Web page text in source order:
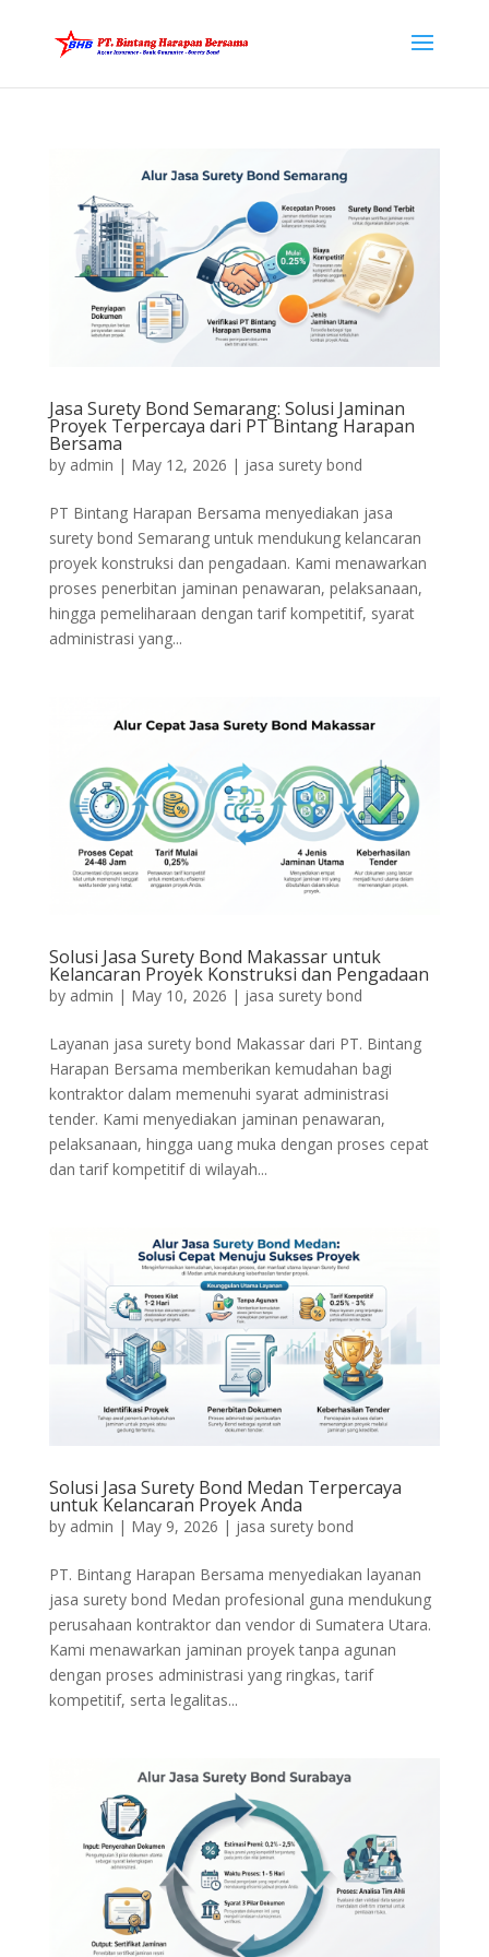
Jasa Surety Bond Semarang: Solusi Jaminan
Proyek Terpercaya dari PT Bintang Harapan
Bersama
by admin | May 12, 2026 | jasa surety bond
PT Bintang Harapan Bersama menyediakan jasa
surety bond Semarang untuk mendukung kelancaran
proyek konstruksi dan pengadaan. Kami menawarkan
proses penerbitan jaminan penawaran, pelaksanaan,
hingga pemeliharaan dengan tarif kompetitif, syarat
administrasi yang...
Solusi Jasa Surety Bond Makassar untuk
Kelancaran Proyek Konstruksi dan Pengadaan
by admin | May 10, 2026 | jasa surety bond
Layanan jasa surety bond Makassar dari PT. Bintang
Harapan Bersama memberikan kemudahan bagi
kontraktor dalam memenuhi syarat administrasi
tender. Kami menyediakan jaminan penawaran,
pelaksanaan, hingga uang muka dengan proses cepat
dan tarif kompetitif di wilayah...
Solusi Jasa Surety Bond Medan Terpercaya
untuk Kelancaran Proyek Anda
by admin | May 9, 2026 | jasa surety bond
PT. Bintang Harapan Bersama menyediakan layanan
jasa surety bond Medan profesional guna mendukung
perusahaan kontraktor dan vendor di Sumatera Utara.
Kami menawarkan jaminan proyek tanpa agunan
dengan proses administrasi yang ringkas, tarif
kompetitif, serta legalitas...